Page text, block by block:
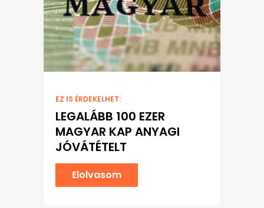
EZ IS ÉRDEKELHET:
LEGALÁBB 100 EZER
MAGYAR KAP ANYAGI
JÓVÁTÉTELT
Elolvasom